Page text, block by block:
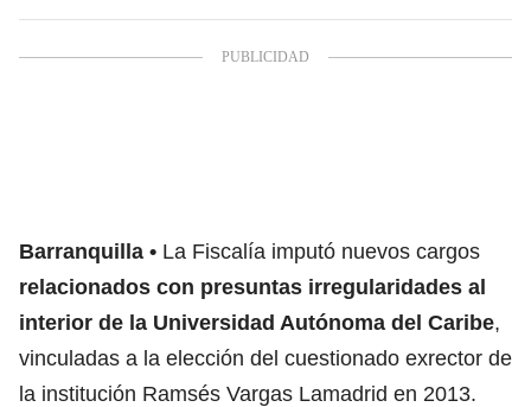
Barranquilla
La Fiscalía imputó nuevos cargos
relacionados con presuntas irregularidades al
interior de la Universidad Autónoma del Caribe,
vinculadas a la elección del cuestionado exrector de
la institución Ramsés Vargas Lamadrid en 2013.